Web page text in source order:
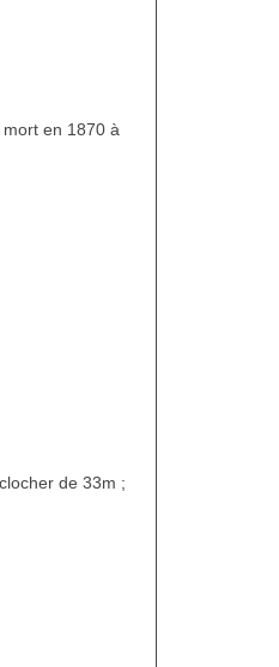
en 1870 à
de 33m ;